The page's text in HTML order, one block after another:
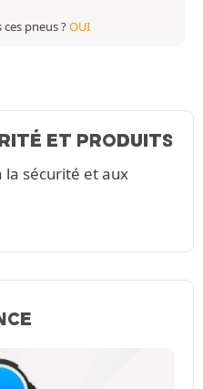
pneus ?OUI
ET PRODUITS
la sécurité et aux